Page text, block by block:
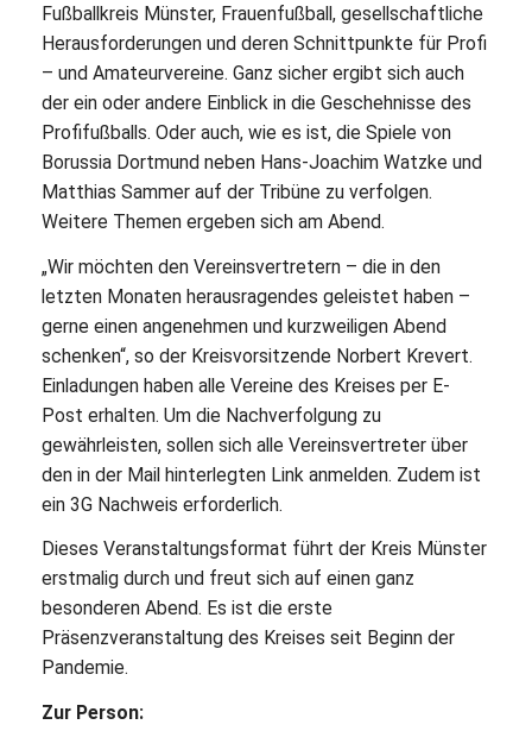
Fußballkreis Münster, Frauenfußball, gesellschaftliche
Herausforderungen und deren Schnittpunkte für Profi
– und Amateurvereine. Ganz sicher ergibt sich auch
der ein oder andere Einblick in die Geschehnisse des
Profifußballs. Oder auch, wie es ist, die Spiele von
Borussia Dortmund neben Hans-Joachim Watzke und
Matthias Sammer auf der Tribüne zu verfolgen.
Weitere Themen ergeben sich am Abend.
„Wir möchten den Vereinsvertretern – die in den
letzten Monaten herausragendes geleistet haben –
gerne einen angenehmen und kurzweiligen Abend
schenken“, so der Kreisvorsitzende Norbert Krevert.
Einladungen haben alle Vereine des Kreises per E-
Post erhalten. Um die Nachverfolgung zu
gewährleisten, sollen sich alle Vereinsvertreter über
den in der Mail hinterlegten Link anmelden. Zudem ist
ein 3G Nachweis erforderlich.
Dieses Veranstaltungsformat führt der Kreis Münster
erstmalig durch und freut sich auf einen ganz
besonderen Abend. Es ist die erste
Präsenzveranstaltung des Kreises seit Beginn der
Pandemie.
Zur Person: